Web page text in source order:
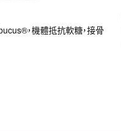
，機體抵抗軟糖，接骨